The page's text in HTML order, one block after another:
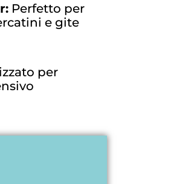
Perfetto per
e gite
per